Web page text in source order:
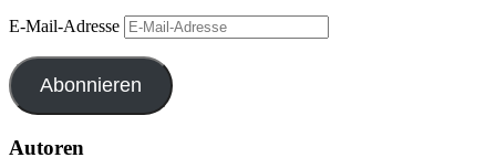
E-Mail-Adresse
Abonnieren
Autoren